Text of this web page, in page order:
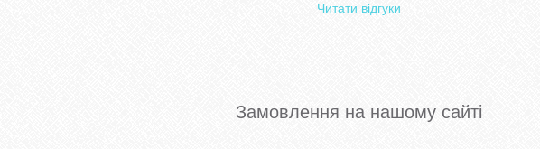
Читати відгуки
Замовлення на нашому сайті